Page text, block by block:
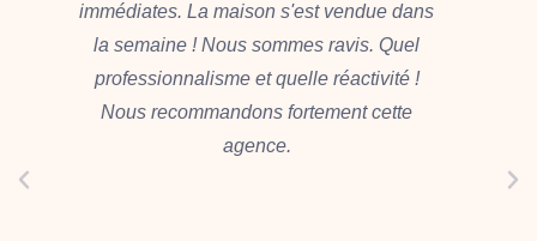
immédiates. La maison s'est vendue dans
la semaine ! Nous sommes ravis. Quel
professionnalisme et quelle réactivité !
Nous recommandons fortement cette
agence.